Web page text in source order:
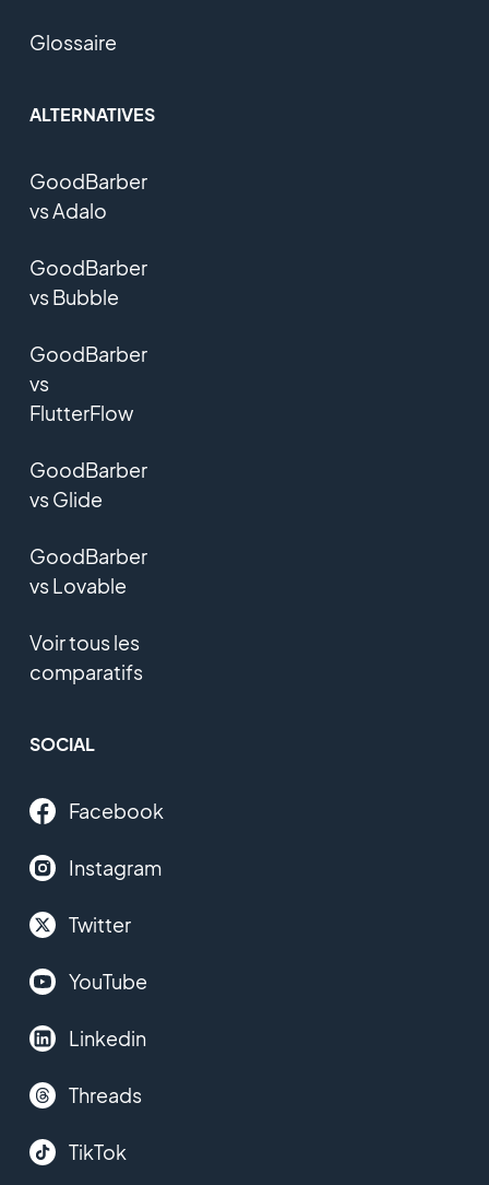
Glossaire
ALTERNATIVES
GoodBarber
vs Adalo
GoodBarber
vs Bubble
GoodBarber
vs
FlutterFlow
GoodBarber
vs Glide
GoodBarber
vs Lovable
Voir tous les
comparatifs
SOCIAL
Facebook
Instagram
Twitter
YouTube
Linkedin
Threads
TikTok